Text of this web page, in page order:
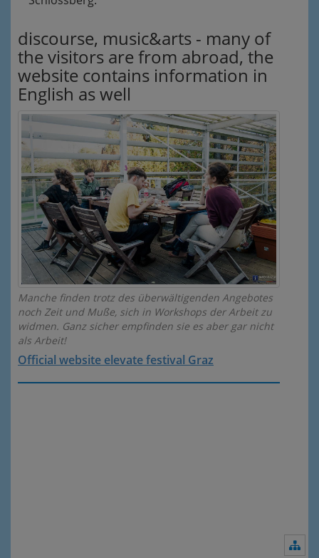
discourse, music&arts - many of
the visitors are from abroad, the
website contains information in
English as well
Manche finden trotz des überwältigenden Angebotes
noch Zeit und Muße, sich in Workshops der Arbeit zu
widmen. Ganz sicher empfinden sie es aber gar nicht
als Arbeit!
Official website elevate festival Graz